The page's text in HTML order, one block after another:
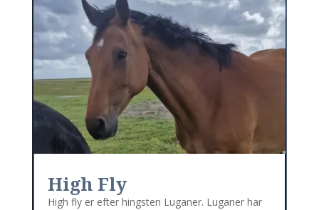
High Fly
High fly er efter hingsten Luganer. Luganer har